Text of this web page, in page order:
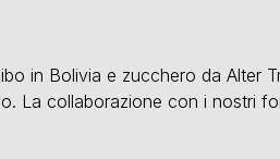
in Bolivia e zucchero da Alter
La collaborazione con i nostri